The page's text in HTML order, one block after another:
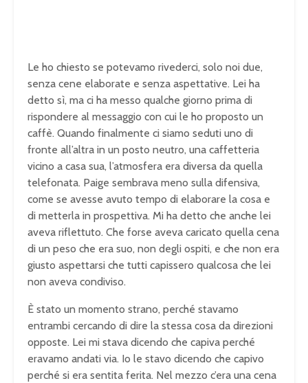
Le ho chiesto se potevamo rivederci, solo noi due,
senza cene elaborate e senza aspettative. Lei ha
detto sì, ma ci ha messo qualche giorno prima di
rispondere al messaggio con cui le ho proposto un
caffè. Quando finalmente ci siamo seduti uno di
fronte all’altra in un posto neutro, una caffetteria
vicino a casa sua, l’atmosfera era diversa da quella
telefonata. Paige sembrava meno sulla difensiva,
come se avesse avuto tempo di elaborare la cosa e
di metterla in prospettiva. Mi ha detto che anche lei
aveva riflettuto. Che forse aveva caricato quella cena
di un peso che era suo, non degli ospiti, e che non era
giusto aspettarsi che tutti capissero qualcosa che lei
non aveva condiviso.
È stato un momento strano, perché stavamo
entrambi cercando di dire la stessa cosa da direzioni
opposte. Lei mi stava dicendo che capiva perché
eravamo andati via. Io le stavo dicendo che capivo
perché si era sentita ferita. Nel mezzo c’era una cena